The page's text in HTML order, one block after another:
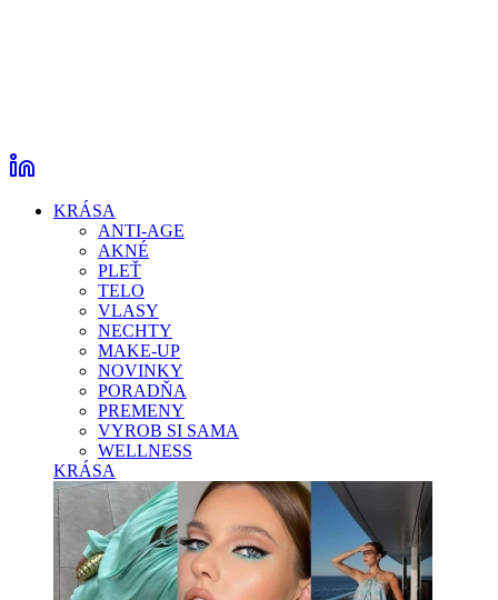
KRÁSA
ANTI-AGE
AKNÉ
PLEŤ
TELO
VLASY
NECHTY
MAKE-UP
NOVINKY
PORADŇA
PREMENY
VYROB SI SAMA
WELLNESS
KRÁSA